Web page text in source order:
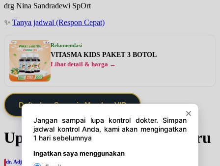
drg Nina Sandradewi SpOrt
✨ Tanya jadwal (Respon Cepat)
Rekomendasi
VITASMA KIDS PAKET 3 BOTOL
Lihat detail & harga →
Daftarkan Saya via Member VIP
Update Jadwal Dokter terbaru
dr. Adji Suprajitno, SpPD